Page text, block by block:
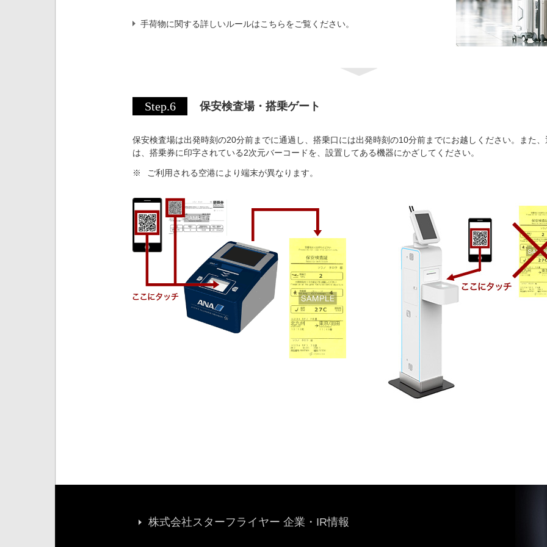
手荷物に関する詳しいルールはこちらをご覧ください。
Step.6 保安検査場・搭乗ゲート
保安検査場は出発時刻の20分前までに通過し、搭乗口には出発時刻の10分前までにお越しください。また
は、搭乗券に印字されている2次元バーコードを、設置してある機器にかざしてください。
※ ご利用される空港により端末が異なります。
株式会社スターフライヤー 企業・IR情報